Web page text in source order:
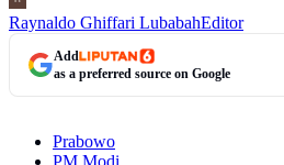
Raynaldo Ghiffari LubabahEditor
Add
as a preferred source on Google
Prabowo